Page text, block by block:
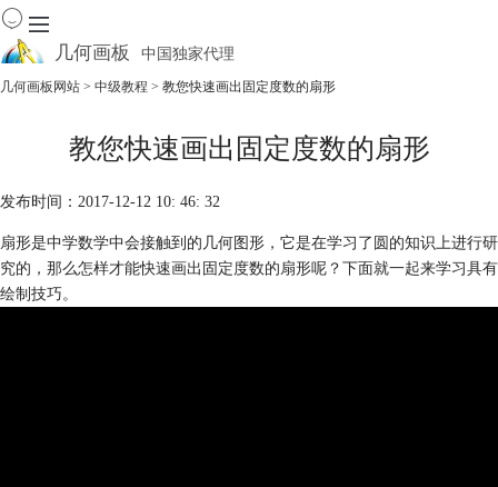
几何画板 中国独家代理
资源中心
软件商城
几何画板网站 > 中级教程 > 教您快速画出固定度数的扇形
教您快速画出固定度数的扇形
发布时间：2017-12-12 10: 46: 32
扇形是中学数学中会接触到的几何图形，它是在学习了圆的知识上进行研
究的，那么怎样才能快速画出固定度数的扇形呢？下面就一起来学习具有
绘制技巧。